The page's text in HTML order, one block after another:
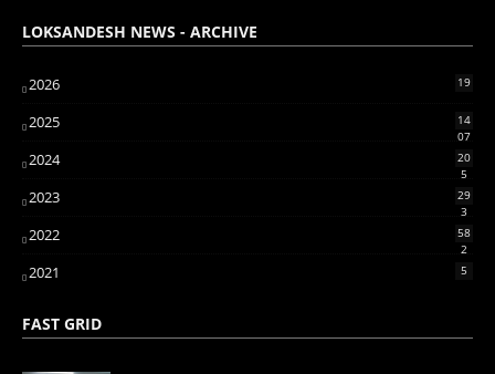
LOKSANDESH NEWS - ARCHIVE
2026 19
2025
14
07
2024
20
5
2023
29
3
2022
58
2
2021 5
FAST GRID